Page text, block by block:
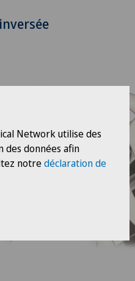
Network utilise des
des données afin
notredéclaration de